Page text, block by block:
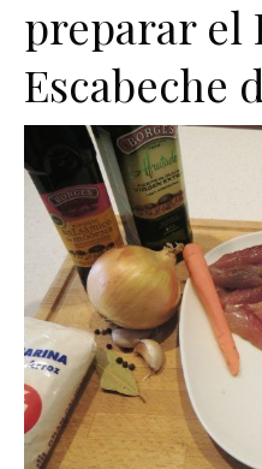
preparar el
Escabeche